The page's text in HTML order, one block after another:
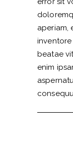
aperiam,
beatae
enim